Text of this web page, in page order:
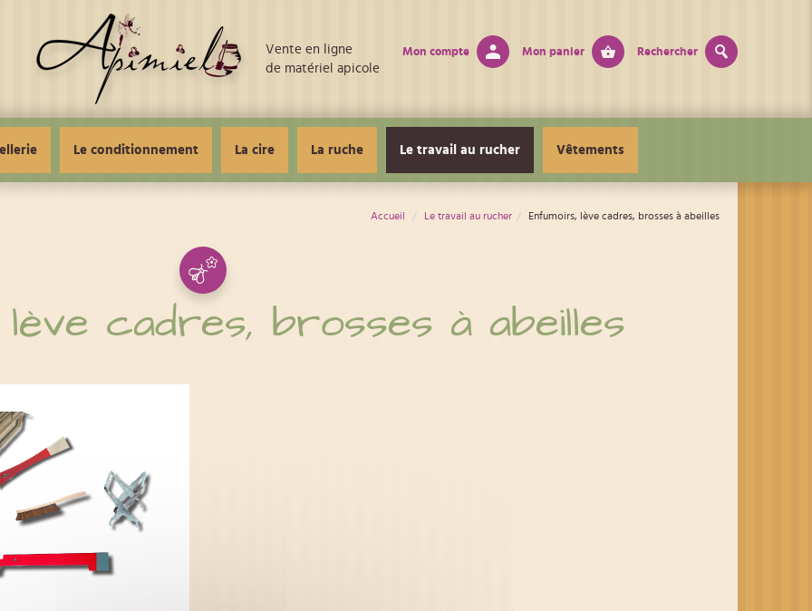
Accueil Le travail au rucher Enfumoirs, lève cadres, brosses à abeilles
cadres, brosses à abeilles
Vente en ligne
de matériel apicole
Mon compte Mon panier Rechercher
Le conditionnement La cire La ruche Le travail au rucher Vêtements